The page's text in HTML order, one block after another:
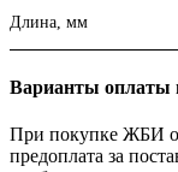
Длина, мм
Варианты оплаты
При покупке ЖБИ
предоплата за